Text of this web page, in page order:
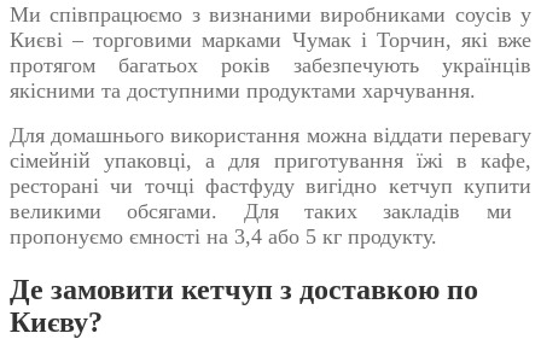
Ми співпрацюємо з визнаними виробниками соусів у
Києві – торговими марками Чумак і Торчин, які вже
протягом багатьох років забезпечують українців
якісними та доступними продуктами харчування.
Для домашнього використання можна віддати перевагу
сімейній упаковці, а для приготування їжі в кафе,
ресторані чи точці фастфуду вигідно кетчуп купити
великими обсягами. Для таких закладів ми
пропонуємо ємності на 3,4 або 5 кг продукту.
Де замовити кетчуп з доставкою по
Києву?